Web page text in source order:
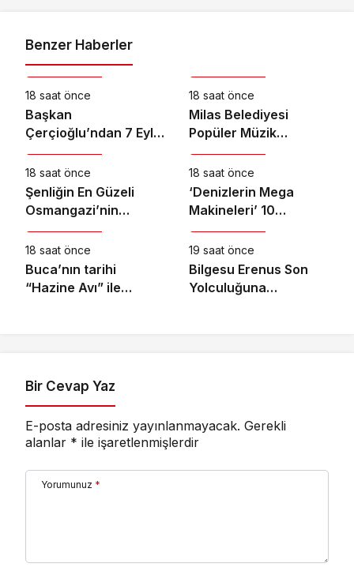
Benzer Haberler
Kültür & Sanat
18 saat önce
Başkan
Çerçioğlu’ndan 7 Eylül
Temalı Ödüllü Resim,
Şiir ve Kompozisyon
Yarışması
18 saat önce
Milas Belediyesi
Popüler Müzik
Orkestrası ‘Mylasa
Band’ Ören’de
Unutulmaz Bir Konser
Verdi
18 saat önce
Şenliğin En Güzeli
Osmangazi’nin
Mahallelerinde
Yaşanıyor
18 saat önce
‘Denizlerin Mega
Makineleri’ 10
Ağustos Pazartesi
21.00’de National
Geographic’te
Başlıyor!
18 saat önce
Buca’nın tarihi
“Hazine Avı” ile
19 saat önce
Bilgesu Erenus Son
Yolculuğuna
Bir Cevap Yaz
E-posta adresiniz yayınlanmayacak. Gerekli
alanlar * ile işaretlenmişlerdir
Yorumunuz *